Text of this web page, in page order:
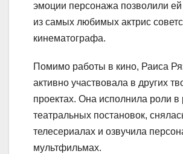
эмоции персонажа позволили ей
из самых любимых актрис
кинематографа.
Помимо работы в кино, Раиса
активно участвовала в других
проектах. Она исполнила роли в
театральных постановок,
телесериалах и озвучила
мультфильмах.